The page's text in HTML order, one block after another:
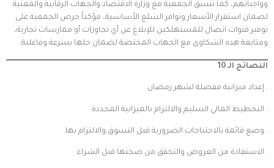
وواجباتهم، كما تنسق الجمعية مع وزارة الاقتصاد والجهات الرقابية والمعنية
لضمان استقرار الأسعار وتوافر السلع الأساسية، مؤكداً حرص الجمعية على
توفير قنوات اتصال للمستهلكين للإبلاغ عن أي تجاوزات أو ممارسات تجارية،
ومتابعة هذه الشكاوى مع الجهات المختصة لضمان حلها بسرعة وفاعلية.
النصائح الـ 10
. إعداد ميزانية مفصلة لشهر رمضان.
. التخطيط المالي السليم والالتزام بالميزانية المحددة.
. وضع قائمة بالاحتياجات الضرورية قبل التسوق والالتزام بها.
. الاستفادة من العروض والتحقق من صحتها قبل الشراء.